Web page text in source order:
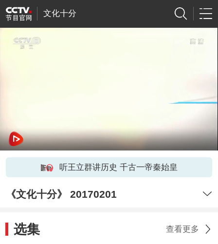
文化十分
听王立群讲历史 千古一帝秦始皇
《文化十分》 20170201
选集 查看更多